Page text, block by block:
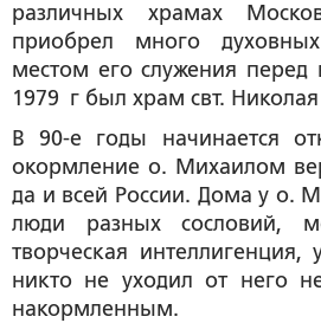
различных храмах
приобрел много
местом его служения
1979 г был храм свт.
В 90-е годы начинается
окормление о. Михаилом
да и всей России. Дома у о.
люди разных сословий,
творческая
никто не уходил от него
накормленным.